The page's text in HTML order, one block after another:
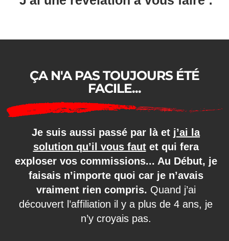
ÇA N'A PAS TOUJOURS ÉTÉ
FACILE...
Je suis aussi passé par là et j’ai la
solution qu’il vous fautet qui fera
exploser vos commissions... Au Début, je
faisais n’importe quoi car je n’avais
vraiment rien compris. Quand j’ai
découvert l’affiliation il y a plus de 4 ans, je
n’y croyais pas.